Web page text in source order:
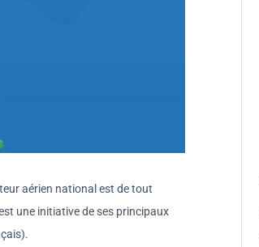
aérien national est de tout
une initiative de ses principaux